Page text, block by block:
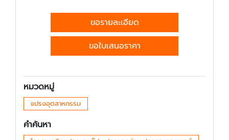
ขอรายละเอียด
ขอใบเสนอราคา
หมวดหมู่
แปรงอุตสาหกรรม
คำค้นหา